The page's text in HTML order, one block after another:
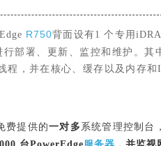
R750背面设有1 个专用
行部署、更新、监控和维护。其
程，并在核心、缓存以及内存
费提供的一对多系统管理控制台